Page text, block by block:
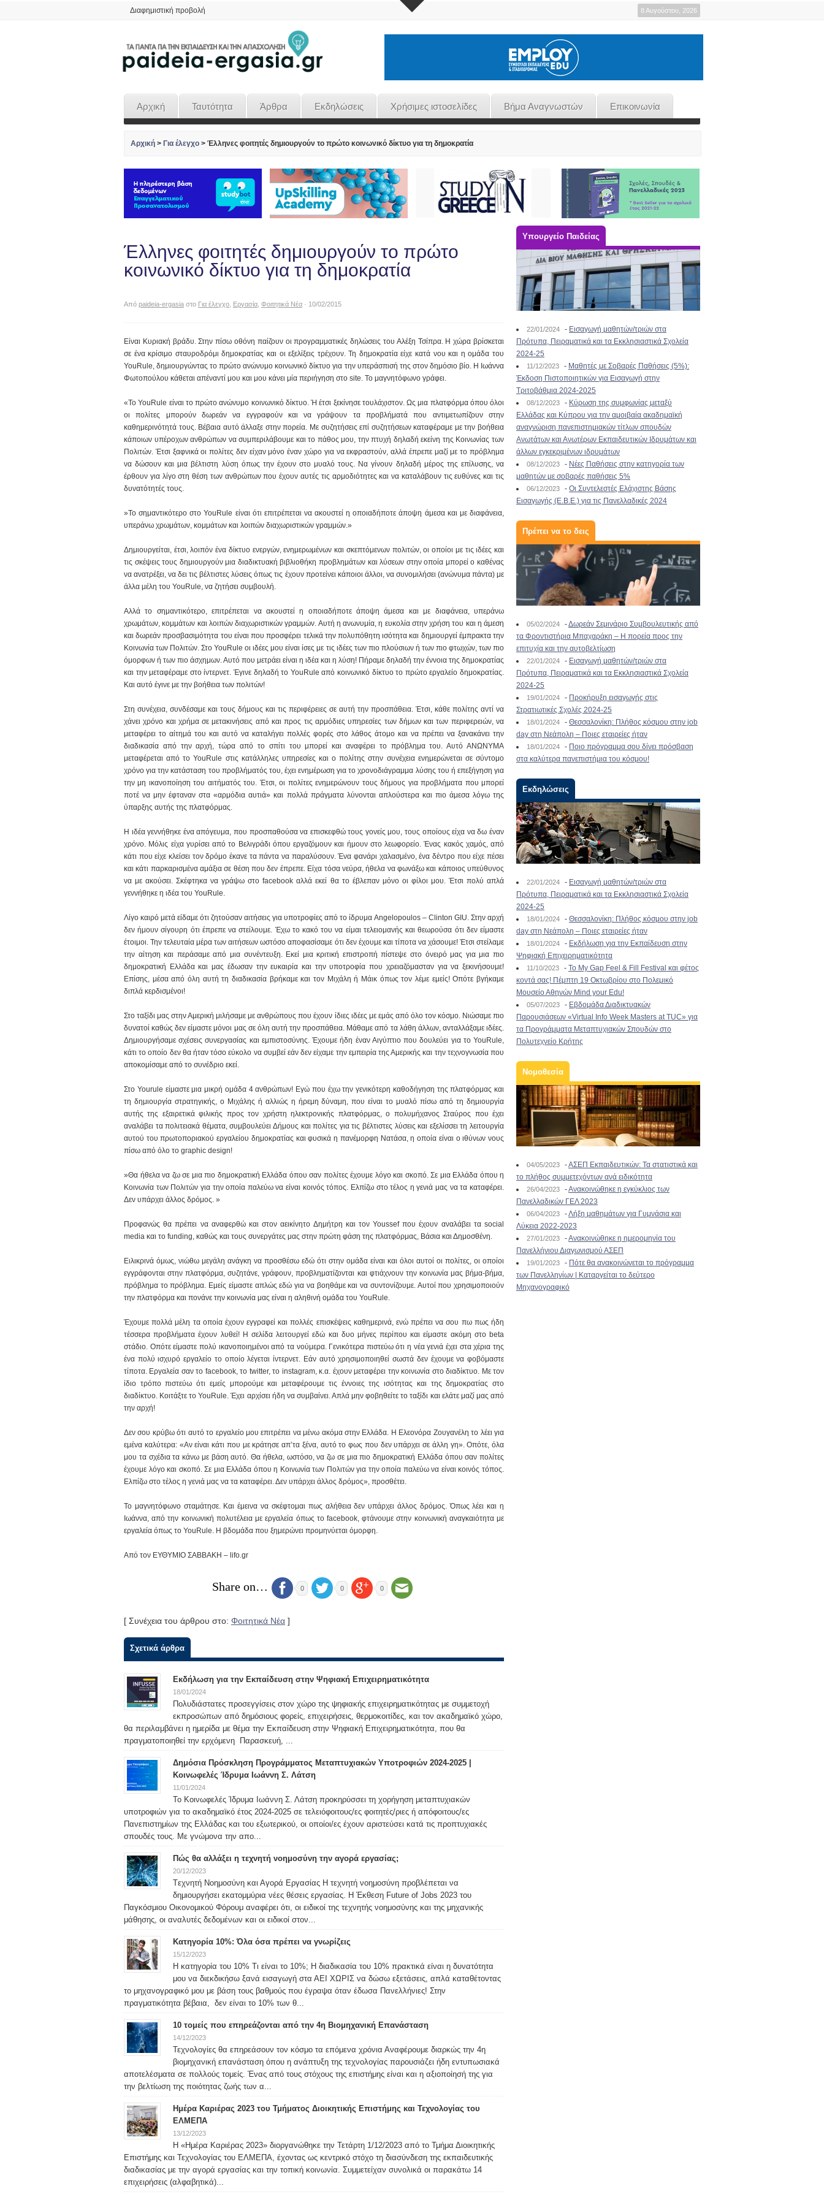
Διαφημιστική προβολή 8 Αυγούστου, 2026
Αρχική Ταυτότητα Άρθρα Εκδηλώσεις Χρήσιμες ιστοσελίδες Βήμα Αναγνωστών Επικοινωνία
Αρχική > Για έλεγχο > Έλληνες φοιτητές δημιουργούν το πρώτο κοινωνικό δίκτυο για τη δημοκρατία
Έλληνες φοιτητές δημιουργούν το πρώτο
κοινωνικό δίκτυο για τη δημοκρατία
Από paideia-ergasia στο Για έλεγχο Εργασία Φοιτητικά Νέα · 10/02/2015
Είναι Κυριακή βράδυ. Στην πίσω οθόνη παίζουν οι προγραμματικές δηλώσεις του Αλέξη Τσίπρα. Η χώρα βρίσκεται
σε ένα κρίσιμο σταυροδρόμι δημοκρατίας και οι εξελίξεις τρέχουν. Τη δημοκρατία είχε κατά νου και η ομάδα του
YouRule, δημιουργώντας το πρώτο ανώνυμο κοινωνικό δίκτυο για την υπεράσπισή της στον δημόσιο βίο. Η Ιωάννα
Φωτοπούλου κάθεται απέναντί μου και μου κάνει μία περιήγηση στο site. Το μαγνητόφωνο γράφει.
«Το YouRule είναι το πρώτο ανώνυμο κοινωνικό δίκτυο. Ή έτσι ξεκίνησε τουλάχιστον. Ως μια πλατφόρμα όπου όλοι
οι πολίτες μπορούν δωρεάν να εγγραφούν και να γράψουν τα προβλήματά που αντιμετωπίζουν στην
καθημερινότητά τους. Βέβαια αυτό άλλαξε στην πορεία. Με συζητήσεις επί συζητήσεων καταφέραμε με την βοήθεια
κάποιων υπέροχων ανθρώπων να συμπεριλάβουμε και το πάθος μου, την πτυχή δηλαδή εκείνη της Κοινωνίας των
Πολιτών. Έτσι ξαφνικά οι πολίτες δεν είχαν μόνο έναν χώρο για να εκφραστούν, αλλά έπρεπε μαζί με το πρόβλημα
να δώσουν και μια βέλτιστη λύση όπως την έχουν στο μυαλό τους. Να γίνουν δηλαδή μέρος της επίλυσης, να
έρθουν για λίγο στη θέση των ανθρώπων που έχουν αυτές τις αρμοδιότητες και να καταλάβουν τις ευθύνες και τις
δυνατότητές τους.
»Το σημαντικότερο στο YouRule είναι ότι επιτρέπεται να ακουστεί η οποιαδήποτε άποψη άμεσα και με διαφάνεια,
υπεράνω χρωμάτων, κομμάτων και λοιπών διαχωριστικών γραμμών.»
Δημιουργείται, έτσι, λοιπόν ένα δίκτυο ενεργών, ενημερωμένων και σκεπτόμενων πολιτών, οι οποίοι με τις ιδέες και
τις σκέψεις τους δημιουργούν μια διαδικτυακή βιβλιοθήκη προβλημάτων και λύσεων στην οποία μπορεί ο καθένας
να ανατρέξει, να δει τις βέλτιστες λύσεις όπως τις έχουν προτείνει κάποιοι άλλοι, να συνομιλήσει (ανώνυμα πάντα) με
άλλα μέλη του YouRule, να ζητήσει συμβουλή.
Αλλά το σημαντικότερο, επιτρέπεται να ακουστεί η οποιαδήποτε άποψη άμεσα και με διαφάνεια, υπεράνω
χρωμάτων, κομμάτων και λοιπών διαχωριστικών γραμμών. Αυτή η ανωνυμία, η ευκολία στην χρήση του και η άμεση
και δωρεάν προσβασιμότητα του είναι που προσφέρει τελικά την πολυπόθητη ισότητα και δημιουργεί έμπρακτα την
Κοινωνία των Πολιτών. Στο YouRule οι ιδέες μου είναι ίσες με τις ιδέες των πιο πλούσιων ή των πιο φτωχών, των πιο
όμορφων ή των πιο άσχημων. Αυτό που μετράει είναι η ιδέα και η λύση! Πήραμε δηλαδή την έννοια της δημοκρατίας
και την μεταφέραμε στο ίντερνετ. Έγινε δηλαδή το YouRule από κοινωνικό δίκτυο το πρώτο εργαλείο δημοκρατίας.
Και αυτό έγινε με την βοήθεια των πολιτών!
Στη συνέχεια, συνδέσαμε και τους δήμους και τις περιφέρειες σε αυτή την προσπάθεια. Έτσι, κάθε πολίτης αντί να
χάνει χρόνο και χρήμα σε μετακινήσεις από και προς τις αρμόδιες υπηρεσίες των δήμων και των περιφερειών, να
μεταφέρει το αίτημά του και αυτό να καταλήγει πολλές φορές στο λάθος άτομο και να πρέπει να ξανακάνει την
διαδικασία από την αρχή, τώρα από το σπίτι του μπορεί και αναφέρει το πρόβλημα του. Αυτό ΑΝΩΝΥΜΑ
μεταφέρεται από το YouRule στις κατάλληλες υπηρεσίες και ο πολίτης στην συνέχεια ενημερώνεται σε σύντομο
χρόνο για την κατάσταση του προβλήματός του, έχει ενημέρωση για το χρονοδιάγραμμα λύσης του ή επεξήγηση για
την μη ικανοποίηση του αιτήματός του. Έτσι, οι πολίτες ενημερώνουν τους δήμους για προβλήματα που μπορεί
ποτέ να μην έφταναν στα «αρμόδια αυτιά» και πολλά πράγματα λύνονται απλούστερα και πιο άμεσα λόγω της
ύπαρξης αυτής της πλατφόρμας.
Η ιδέα γεννήθηκε ένα απόγευμα, που προσπαθούσα να επισκεφθώ τους γονείς μου, τους οποίους είχα να δω έναν
χρόνο. Μόλις είχα γυρίσει από το Βελιγράδι όπου εργαζόμουν και ήμουν στο λεωφορείο. Ένας κακός χαμός, από
κάτι που είχε κλείσει τον δρόμο έκανε τα πάντα να παραλύσουν. Ένα φανάρι χαλασμένο, ένα δέντρο που είχε πέσει
και κάτι παρκαρισμένα αμάξια σε θέση που δεν έπρεπε. Είχα τόσα νεύρα, ήθελα να φωνάξω και κάποιος υπεύθυνος
να με ακούσει. Σκέφτηκα να γράψω στο facebook αλλά εκεί θα το έβλεπαν μόνο οι φίλοι μου. Έτσι πολύ απλά
γεννήθηκε η ιδέα του YouRule.
Λίγο καιρό μετά είδαμε ότι ζητούσαν αιτήσεις για υποτροφίες από το ίδρυμα Angelopoulos – Clinton GIU. Στην αρχή
δεν ήμουν σίγουρη ότι έπρεπε να στείλουμε. Έχω το κακό του να είμαι τελειομανής και θεωρούσα ότι δεν είμαστε
έτοιμοι. Την τελευταία μέρα των αιτήσεων ωστόσο αποφασίσαμε ότι δεν έχουμε και τίποτα να χάσουμε! Έτσι στείλαμε
την αίτηση και περάσαμε από μια συνέντευξη. Εκεί μια κριτική επιστροπή πίστεψε στο όνειρό μας για μια πιο
δημοκρατική Ελλάδα και μας έδωσαν την ευκαιρία και την υποτροφία που χρειαζόμασταν για να ξεκινήσουμε!
Επίσης, μέσα από όλη αυτή τη διαδικασία βρήκαμε και τον Μιχάλη ή Μάικ όπως τον λέμε εμείς! Οπότε βγήκαμε
διπλά κερδισμένοι!
Στο ταξίδι μας στην Αμερική μιλήσαμε με ανθρώπους που έχουν ίδιες ιδέες με εμάς από όλο τον κόσμο. Νιώσαμε πιο
δυνατοί καθώς δεν είμαστε μόνοι μας σε όλη αυτή την προσπάθεια. Μάθαμε από τα λάθη άλλων, ανταλλάξαμε ιδέες.
Δημιουργήσαμε σχέσεις συνεργασίας και εμπιστοσύνης. Έχουμε ήδη έναν Αιγύπτιο που δουλεύει για το YouRule,
κάτι το οποίο δεν θα ήταν τόσο εύκολο να συμβεί εάν δεν είχαμε την εμπειρία της Αμερικής και την τεχνογνωσία που
αποκομίσαμε από το συνέδριο εκεί.
Στο Yourule είμαστε μια μικρή ομάδα 4 ανθρώπων! Εγώ που έχω την γενικότερη καθοδήγηση της πλατφόρμας και
τη δημιουργία στρατηγικής, ο Μιχάλης ή αλλιώς η ήρεμη δύναμη, που είναι το μυαλό πίσω από τη δημιουργία
αυτής της εξαιρετικά φιλικής προς τον χρήστη ηλεκτρονικής πλατφόρμας, ο πολυμήχανος Σταύρος που έχει
αναλάβει τα πολιτειακά θέματα, συμβουλεύει Δήμους και πολίτες για τις βέλτιστες λύσεις και εξελίσσει τη λειτουργία
αυτού του πρωτοποριακού εργαλείου δημοκρατίας και φυσικά η πανέμορφη Νατάσα, η οποία είναι ο ιθύνων νους
πίσω από όλο το graphic design!
»Θα ήθελα να ζω σε μια πιο δημοκρατική Ελλάδα όπου σαν πολίτες έχουμε λόγο και σκοπό. Σε μια Ελλάδα όπου η
Κοινωνία των Πολιτών για την οποία παλεύω να είναι κοινός τόπος. Ελπίζω στο τέλος η γενιά μας να τα καταφέρει.
Δεν υπάρχει άλλος δρόμος. »
Προφανώς θα πρέπει να αναφερθώ και στον αεικίνητο Δημήτρη και τον Youssef που έχουν αναλάβει τα social
media και το funding, καθώς και τους συνεργάτες μας στην πρώτη φάση της πλατφόρμας, Βάσια και Δημοσθένη.
Ειλικρινά όμως, νιώθω μεγάλη ανάγκη να προσθέσω εδώ ότι στην ομάδα είναι και όλοι αυτοί οι πολίτες, οι οποίοι
εγγράφονται στην πλατφόρμα, συζητάνε, γράφουν, προβληματίζονται και φτιάχνουν την κοινωνία μας βήμα-βήμα,
πρόβλημα το πρόβλημα. Εμείς είμαστε απλώς εδώ για να βοηθάμε και να συντονίζουμε. Αυτοί που χρησιμοποιούν
την πλατφόρμα και πονάνε την κοινωνία μας είναι η αληθινή ομάδα του YouRule.
Έχουμε πολλά μέλη τα οποία έχουν εγγραφεί και πολλές επισκέψεις καθημερινά, ενώ πρέπει να σου πω πως ήδη
τέσσερα προβλήματα έχουν λυθεί! Η σελίδα λειτουργεί εδώ και δυο μήνες περίπου και είμαστε ακόμη στο beta
στάδιο. Οπότε είμαστε πολύ ικανοποιημένοι από τα νούμερα. Γενικότερα πιστεύω ότι η νέα γενιά έχει στα χέρια της
ένα πολύ ισχυρό εργαλείο το οποίο λέγεται ίντερνετ. Εάν αυτό χρησιμοποιηθεί σωστά δεν έχουμε να φοβόμαστε
τίποτα. Εργαλεία σαν το facebook, το twitter, το instagram, κ.α. έχουν μεταφέρει την κοινωνία στο διαδίκτυο. Με τον
ίδιο τρόπο πιστεύω ότι εμείς μπορούμε και μεταφέρουμε τις έννοιες της ισότητας και της δημοκρατίας στο
διαδίκτυο. Κοιτάξτε το YouRule. Έχει αρχίσει ήδη να συμβαίνει. Απλά μην φοβηθείτε το ταξίδι και ελάτε μαζί μας από
την αρχή!
Δεν σου κρύβω ότι αυτό το εργαλείο μου επιτρέπει να μένω ακόμα στην Ελλάδα. Η Ελεονόρα Ζουγανέλη το λέει για
εμένα καλύτερα: «Αν είναι κάτι που με κράτησε απ’τα ξένα, αυτό το φως που δεν υπάρχει σε άλλη γη». Οπότε, όλα
μου τα σχέδια τα κάνω με βάση αυτό. Θα ήθελα, ωστόσο, να ζω σε μια πιο δημοκρατική Ελλάδα όπου σαν πολίτες
έχουμε λόγο και σκοπό. Σε μια Ελλάδα όπου η Κοινωνία των Πολιτών για την οποία παλεύω να είναι κοινός τόπος.
Ελπίζω στο τέλος η γενιά μας να τα καταφέρει. Δεν υπάρχει άλλος δρόμος», προσθέτει.
Το μαγνητόφωνο σταμάτησε. Και έμεινα να σκέφτομαι πως αλήθεια δεν υπάρχει άλλος δρόμος. Όπως λέει και η
Ιωάννα, από την κοινωνική πολυτέλεια με εργαλεία όπως το facebook, φτάνουμε στην κοινωνική αναγκαιότητα με
εργαλεία όπως το YouRule. Η βδομάδα που ξημερώνει προμηνύεται όμορφη.
Από τον ΕΥΘΥΜΙΟ ΣΑΒΒΑΚΗ – lifo.gr
Share on… 0 0 0
[ Συνέχεια του άρθρου στο: Φοιτητικά Νέα ]
Σχετικά άρθρα
Εκδήλωση για την Εκπαίδευση στην Ψηφιακή Επιχειρηματικότητα
18/01/2024
Πολυδιάστατες προσεγγίσεις στον χώρο της ψηφιακής επιχειρηματικότητας με συμμετοχή
εκπροσώπων από δημόσιους φορείς, επιχειρήσεις, θερμοκοιτίδες, και τον ακαδημαϊκό χώρο,
θα περιλαμβάνει η ημερίδα με θέμα την Εκπαίδευση στην Ψηφιακή Επιχειρηματικότητα, που θα
πραγματοποιηθεί την ερχόμενη Παρασκευή, ...
Δημόσια Πρόσκληση Προγράμματος Μεταπτυχιακών Υποτροφιών 2024-2025 |
Κοινωφελές Ίδρυμα Ιωάννη Σ. Λάτση
11/01/2024
Το Κοινωφελές Ίδρυμα Ιωάννη Σ. Λάτση προκηρύσσει τη χορήγηση μεταπτυχιακών
υποτροφιών για το ακαδημαϊκό έτος 2024-2025 σε τελειόφοιτους/ες φοιτητές/ριες ή απόφοιτους/ες
Πανεπιστημίων της Ελλάδας και του εξωτερικού, οι οποίοι/ες έχουν αριστεύσει κατά τις προπτυχιακές
σπουδές τους. Με γνώμονα την απο...
Πώς θα αλλάξει η τεχνητή νοημοσύνη την αγορά εργασίας;
20/12/2023
Tεχνητή Νοημοσύνη και Αγορά Εργασίας Η τεχνητή νοημοσύνη προβλέπεται να
δημιουργήσει εκατομμύρια νέες θέσεις εργασίας. Η Έκθεση Future of Jobs 2023 του
Παγκόσμιου Οικονομικού Φόρουμ αναφέρει ότι, οι ειδικοί της τεχνητής νοημοσύνης και της μηχανικής
μάθησης, οι αναλυτές δεδομένων και οι ειδικοί στον...
Κατηγορία 10%: Όλα όσα πρέπει να γνωρίζεις
15/12/2023
Η κατηγορία του 10% Τι είναι το 10%; Η διαδικασία του 10% πρακτικά είναι η δυνατότητα
μου να διεκδικήσω ξανά εισαγωγή στα ΑΕΙ ΧΩΡΙΣ να δώσω εξετάσεις, απλά καταθέτοντας
το μηχανογραφικό μου με βάση τους βαθμούς που έγραψα όταν έδωσα Πανελλήνιες! Στην
πραγματικότητα βέβαια, δεν είναι το 10% των θ...
10 τομείς που επηρεάζονται από την 4η Βιομηχανική Επανάσταση
14/12/2023
Τεχνολογίες θα επηρεάσουν τον κόσμο τα επόμενα χρόνια Αναφέρουμε διαρκώς την 4η
βιομηχανική επανάσταση όπου η ανάπτυξη της τεχνολογίας παρουσιάζει ήδη εντυπωσιακά
αποτελέσματα σε πολλούς τομείς. Ένας από τους στόχους της επιστήμης είναι και η αξιοποίησή της για
την βελτίωση της ποιότητας ζωής των α...
Ημέρα Καριέρας 2023 του Τμήματος Διοικητικής Επιστήμης και Τεχνολογίας του
ΕΛΜΕΠΑ
13/12/2023
Η «Ημέρα Καριέρας 2023» διοργανώθηκε την Τετάρτη 1/12/2023 από το Τμήμα Διοικητικής
Επιστήμης και Τεχνολογίας του ΕΛΜΕΠΑ, έχοντας ως κεντρικό στόχο τη διασύνδεση της εκπαιδευτικής
διαδικασίας με την αγορά εργασίας και την τοπική κοινωνία. Συμμετείχαν συνολικά οι παρακάτω 14
επιχειρήσεις (αλφαβητικά)...
Υπουργείο Παιδείας
22/01/2024 - Εισαγωγή μαθητών/τριών στα
Πρότυπα, Πειραματικά και τα Εκκλησιαστικά Σχολεία
2024-25
11/12/2023 - Μαθητές με Σοβαρές Παθήσεις (5%):
Έκδοση Πιστοποιητικών για Εισαγωγή στην
Τριτοβάθμια 2024-2025
08/12/2023 - Κύρωση της συμφωνίας μεταξύ
Ελλάδας και Κύπρου για την αμοιβαία ακαδημαϊκή
αναγνώριση πανεπιστημιακών τίτλων σπουδών
Ανωτάτων και Ανωτέρων Εκπαιδευτικών Ιδρυμάτων και
άλλων εγκεκριμένων ιδρυμάτων
08/12/2023 - Νέες Παθήσεις στην κατηγορία των
μαθητών με σοβαρές παθήσεις 5%
06/12/2023 - Οι Συντελεστές Ελάχιστης Βάσης
Εισαγωγής (Ε.Β.Ε.) για τις Πανελλαδικές 2024
Πρέπει να το δεις
05/02/2024 -Δωρεάν Σεμινάριο Συμβουλευτικής από
τα Φροντιστήρια Μπαχαράκη – Η πορεία προς την
επιτυχία και την αυτοβελτίωση
22/01/2024 - Εισαγωγή μαθητών/τριών στα
Πρότυπα, Πειραματικά και τα Εκκλησιαστικά Σχολεία
2024-25
19/01/2024 - Προκήρυξη εισαγωγής στις
Στρατιωτικές Σχολές 2024-25
18/01/2024 - Θεσσαλονίκη: Πλήθος κόσμου στην job
day στη Νεάπολη – Ποιες εταιρείες ήταν
18/01/2024 - Ποιο πρόγραμμα σου δίνει πρόσβαση
στα καλύτερα πανεπιστήμια του κόσμου!
Εκδηλώσεις
22/01/2024 - Εισαγωγή μαθητών/τριών στα
Πρότυπα, Πειραματικά και τα Εκκλησιαστικά Σχολεία
2024-25
18/01/2024 - Θεσσαλονίκη: Πλήθος κόσμου στην job
day στη Νεάπολη – Ποιες εταιρείες ήταν
18/01/2024 - Εκδήλωση για την Εκπαίδευση στην
Ψηφιακή Επιχειρηματικότητα
11/10/2023 - To My Gap Feel & Fill Festival και φέτος
κοντά σας! Πέμπτη 19 Οκτωβρίου στο Πολεμικό
Μουσείο Αθηνών Mind your Edu!
05/07/2023 - Εβδομάδα Διαδικτυακών
Παρουσιάσεων «Virtual Info Week Masters at TUC» για
τα Προγράμματα Μεταπτυχιακών Σπουδών στο
Πολυτεχνείο Κρήτης
Νομοθεσία
04/05/2023 -ΑΣΕΠ Εκπαιδευτικών: Τα στατιστικά και
το πλήθος συμμετεχόντων ανά ειδικότητα
26/04/2023 -Ανακοινώθηκε η εγκύκλιος των
Πανελλαδικών ΓΕΛ 2023
06/04/2023 -Λήξη μαθημάτων για Γυμνάσια και
Λύκεια 2022-2023
27/01/2023 -Ανακοινώθηκε η ημερομηνία του
Πανελλήνιου Διαγωνισμού ΑΣΕΠ
19/01/2023 - Πότε θα ανακοινώνεται το πρόγραμμα
των Πανελληνίων | Καταργείται το δεύτερο
Μηχανογραφικό